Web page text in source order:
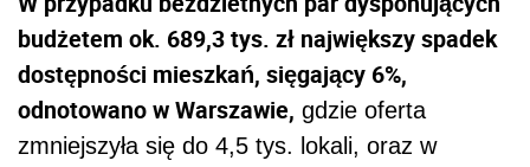
budżetem ok. 689,3 tys. zł największy spadek
dostępności mieszkań, sięgający 6%,
odnotowano w Warszawie, gdzie oferta
zmniejszyła się do 4,5 tys. lokali, oraz w